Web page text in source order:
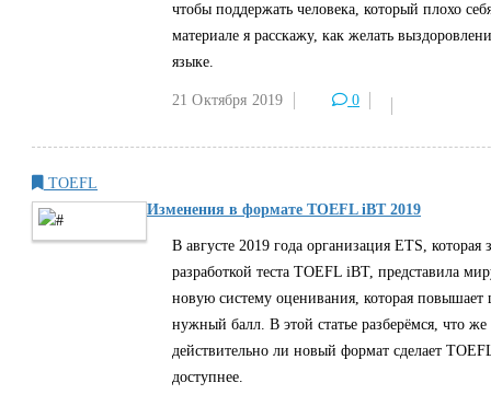
чтобы поддержать человека, который плохо
материале я расскажу, как желать
языке.
21 Октября 2019 0
TOEFL
Изменения в формате TOEFL iBT 2019
В августе 2019 года организация ETS, которая
разработкой теста TOEFL iBT, представила
новую систему оценивания, которая повышает
нужный балл. В этой статье разберёмся, что
действительно ли новый формат сделает
доступнее.